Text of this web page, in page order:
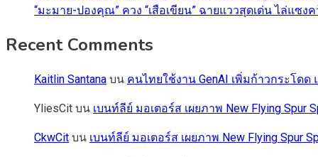
“มะมาย-ปองคุณ” ควง “เสือเขียน” ฉายแววสุดเด่น ไล่แ
Recent Comments
Kaitlin Santana บน คนไทยใช้งาน GenAI เพิ่มก้าวกระโด
YliesCit บน เบนท์ลีย์ มอเตอร์ส เผยภาพ New Flying
CkwCit บน เบนท์ลีย์ มอเตอร์ส เผยภาพ New Flying Spur